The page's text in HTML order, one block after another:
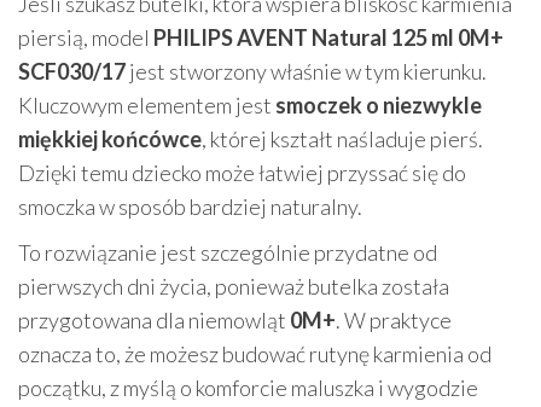
piersią, model PHILIPS AVENT Natural 125 ml 0M+
SCF030/17jest stworzony właśnie w tym kierunku.
Kluczowym elementem jest smoczek o niezwykle
miękkiej końcówce, której kształt naśladuje pierś.
Dzięki temu dziecko może łatwiej przyssać się do
smoczka w sposób bardziej naturalny.
To rozwiązanie jest szczególnie przydatne od
pierwszych dni życia, ponieważ butelka została
przygotowana dla niemowląt 0M+. W praktyce
oznacza to, że możesz budować rutynę karmienia od
początku, z myślą o komforcie maluszka i wygodzie